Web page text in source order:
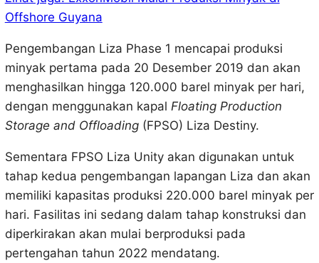
Offshore Guyana
Pengembangan Liza Phase 1 mencapai produksi
minyak pertama pada 20 Desember 2019 dan akan
menghasilkan hingga 120.000 barel minyak per hari,
dengan menggunakan kapal Floating Production
Storage and Offloading(FPSO) Liza Destiny.
Sementara FPSO Liza Unity akan digunakan untuk
tahap kedua pengembangan lapangan Liza dan akan
memiliki kapasitas produksi 220.000 barel minyak per
hari. Fasilitas ini sedang dalam tahap konstruksi dan
diperkirakan akan mulai berproduksi pada
pertengahan tahun 2022 mendatang.